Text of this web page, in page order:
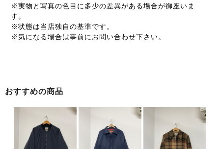
※実物と写真の色目に多少の差異がある場合が御座いま
す。
※状態は当店独自の基準です。
※気になる場合は事前にお問い合わせ下さい。
おすすめの商品